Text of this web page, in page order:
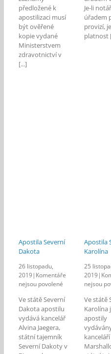
předložené k
apostilizaci musí
být ověřené
kopie vydané
Ministerstvem
zdravotnictví v
[...]
Je-li
úřadem
provizí,
platnost
Apostila Severní
Dakota
26 listopadu,
2019| Komentáře
nejsou povolenéu
s
názvem
Apostila
Ve státě Severní
Dakota apostilu
vydává kancelář
Alvina Jaegera,
státní tajemník
Severní Dakoty v
Apostila
Karolína
25
2019|
nejsou
Ve státě
Karolína
apostily
kanceláří